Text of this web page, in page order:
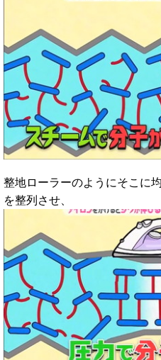
整地ローラーのようにそこに
を整列させ、